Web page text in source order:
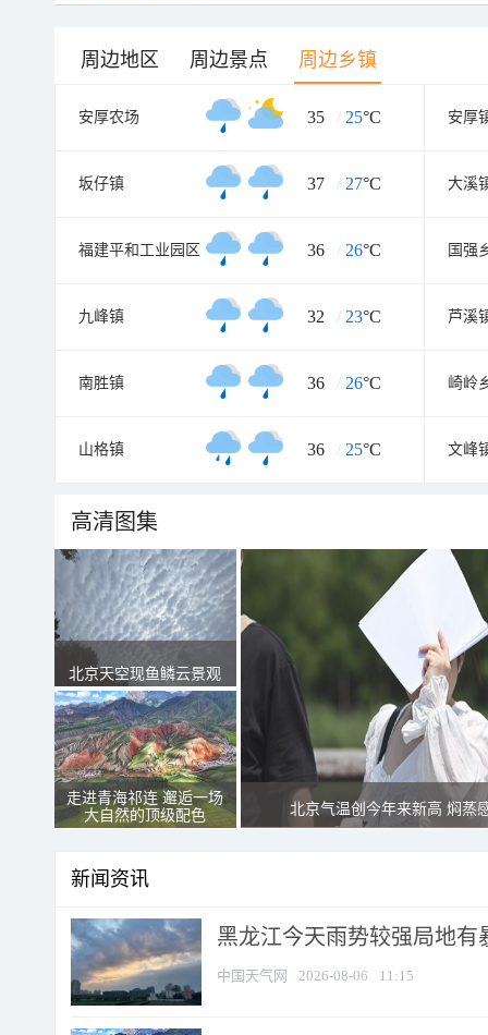
周边地区 周边景点 周边乡镇
安厚农场 35 / 25°C 安厚
坂仔镇 37 / 27°C 大溪
福建平和工业园区 36 / 26°C 国强
九峰镇 32 / 23°C 芦溪
南胜镇 36 / 26°C 崎岭
山格镇 36 / 25°C 文峰
高清图集
北京天空现鱼鳞云景观
走进青海祁连 邂逅一场
大自然的顶级配色
北京气温创今年来新高 焖蒸
新闻资讯
黑龙江今天雨势较强局地有
中国天气网 2026-08-06 11:15